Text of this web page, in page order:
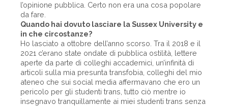
l’opinione pubblica. Certo non era una cosa popolare
da fare.
Quando hai dovuto lasciare la Sussex University e
in che circostanze?
Ho lasciato a ottobre dell’anno scorso. Tra il 2018 e il
2021 c’erano state ondate di pubblica ostilità, lettere
aperte da parte di colleghi accademici, un’infinità di
articoli sulla mia presunta transfobia, colleghi del mio
ateneo che sui social media affermavano che ero un
pericolo per gli studenti trans, tutto ciò mentre io
insegnavo tranquillamente ai miei studenti trans senza